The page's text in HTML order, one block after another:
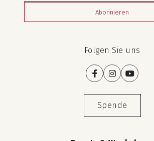
Abonnieren
Folgen Sie uns
Spende